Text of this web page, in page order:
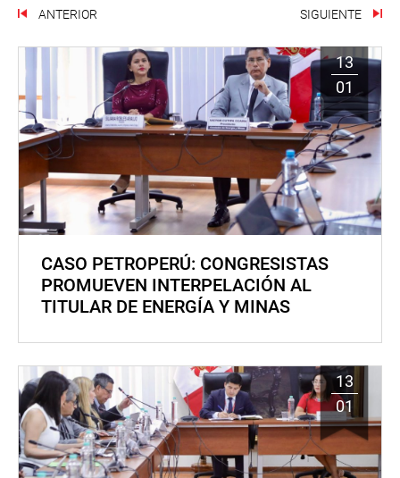
ANTERIOR SIGUIENTE
13
01
CASO PETROPERÚ: CONGRESISTAS
PROMUEVEN INTERPELACIÓN AL
TITULAR DE ENERGÍA Y MINAS
13
01